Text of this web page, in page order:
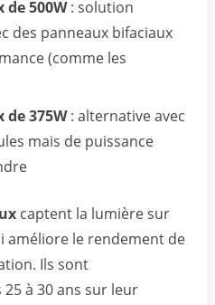
de 500W: solution
des panneaux bifaciaux
(comme les
de 375W: alternative avec
mais de puissance
captent la lumière sur
améliore le rendement de
Ils sont
à 30 ans sur leur